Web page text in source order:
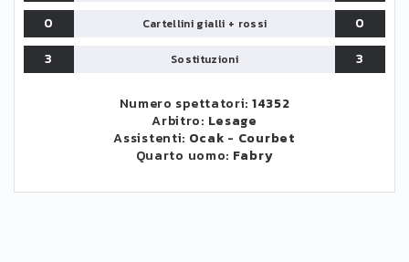
0
Cartellini gialli + rossi
0
3
Sostituzioni 3
Numero spettatori: 14352
Arbitro: Lesage
Assistenti: Ocak - Courbet
Quarto uomo: Fabry